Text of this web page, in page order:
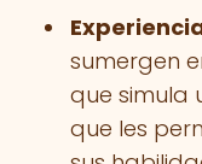
sumergen
que simula
que les